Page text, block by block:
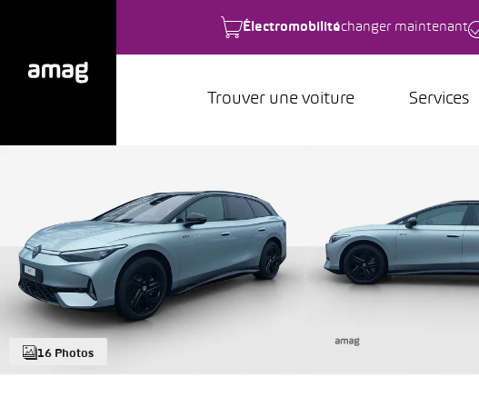
Électromobilitéchanger maintenant
Trouver une voiture Services
16 Photos